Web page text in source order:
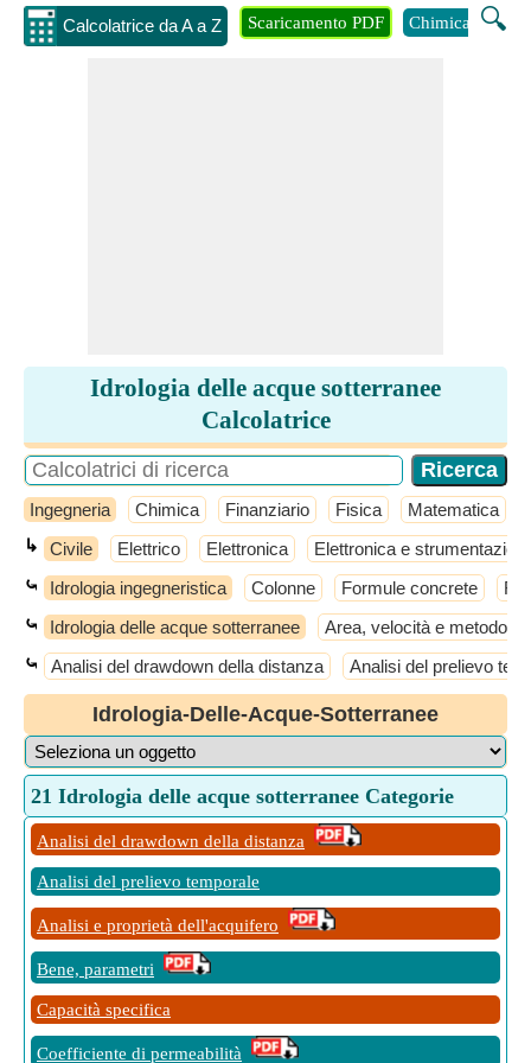
Calcolatrice da A a Z 🔍
Scaricamento PDF Chimica
Idrologia delle acque sotterranee
Calcolatrice
Ingegneria Chimica Finanziario Fisica Matematica
↳ Civile Elettrico Elettronica Elettronica e
⤿ Idrologia ingegneristica Colonne Formule concrete
⤿ Idrologia delle acque sotterranee Area, velocità e metodo
⤿ Analisi del drawdown della distanza Analisi del prelievo
Idrologia-Delle-Acque-Sotterranee
21 Idrologia delle acque sotterranee Categorie
Analisi del drawdown della distanza
Analisi del prelievo temporale
Analisi e proprietà dell'acquifero
Bene, parametri
Capacità specifica
Coefficiente di permeabilità